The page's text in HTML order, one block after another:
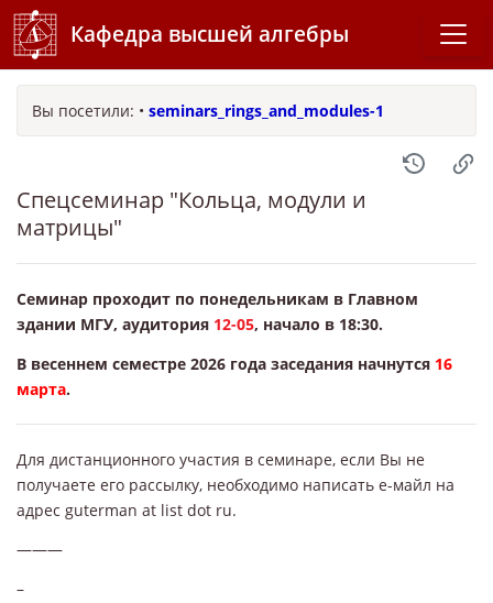
Кафедра высшей алгебры
Вы посетили: • seminars_rings_and_modules-1
Спецсеминар "Кольца, модули и
матрицы"
Семинар проходит по понедельникам в Главном
здании МГУ, аудитория 12-05, начало в 18:30.
В весеннем семестре 2026 года заседания начнутся 16
марта.
Для дистанционного участия в семинаре, если Вы не
получаете его рассылку, необходимо написать е-майл на
адрес guterman at list dot ru.
———
–